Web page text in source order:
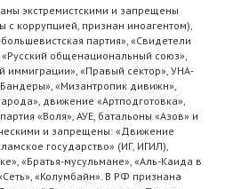
экстремистскими и запрещены
коррупцией, признан иноагентом),
партия», «Свидетели
общенациональный союз»,
иммиграции», «Правый сектор», УНА-
«Мизантропик дивижн»,
движение «Артподготовка»,
«Воля», АУЕ, батальоны «Азов» и
и запрещены: «Движение
государство» (ИГ, ИГИЛ),
«Братья-мусульмане», «Аль-Каида в
«Колумбайн». В РФ признана